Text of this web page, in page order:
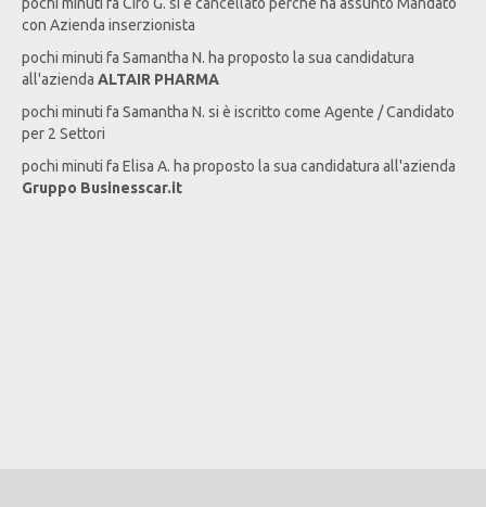
con Azienda inserzionista
pochi minuti fa Samantha N. ha proposto la sua candidatura
all'azienda ALTAIR PHARMA
pochi minuti fa Samantha N. si è iscritto come Agente / Candidato
per 2 Settori
pochi minuti fa Elisa A. ha proposto la sua candidatura all'azienda
Gruppo Businesscar.it